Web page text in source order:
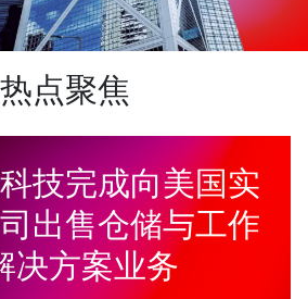
热点聚焦
技完成向美国实
出售仓储与工作
决方案业务